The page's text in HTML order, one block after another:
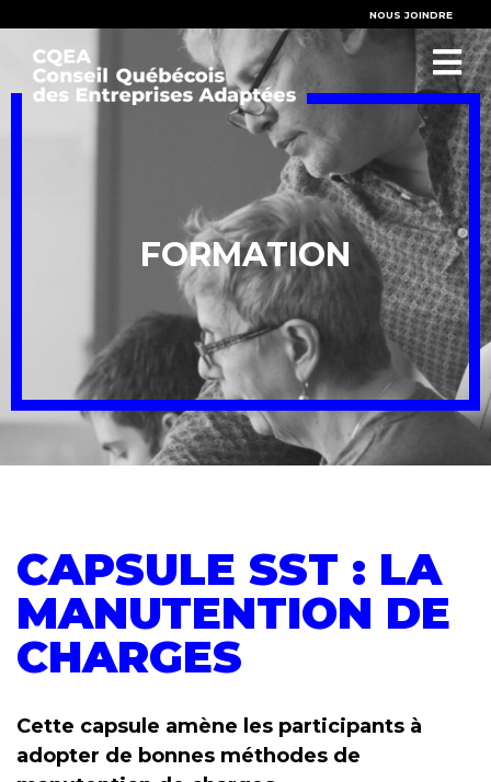
NOUS JOINDRE
FORMATION
CAPSULE SST : LA
MANUTENTION DE
CHARGES
Cette capsule amène les participants à
adopter de bonnes méthodes de